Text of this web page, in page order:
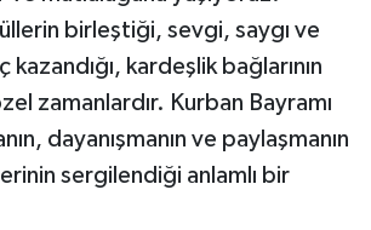
birleştiği, sevgi, saygı ve
kardeşlik bağlarının
zamanlardır. Kurban Bayramı
dayanışmanın ve paylaşmanın
sergilendiği anlamlı bir